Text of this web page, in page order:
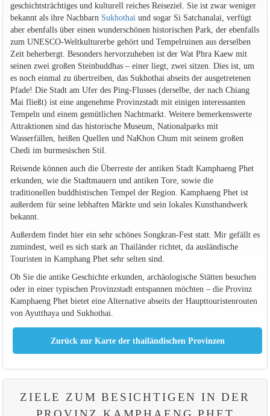
geschichtsträchtiges und kulturell reiches Reiseziel. Sie ist zwar weniger
bekannt als ihre Nachbarn Sukhothai und sogar Si Satchanalai, verfügt
aber ebenfalls über einen wunderschönen historischen Park, der ebenfalls
zum UNESCO-Weltkulturerbe gehört und Tempelruinen aus derselben
Zeit beherbergt. Besonders hervorzuheben ist der Wat Phra Kaew mit
seinen zwei großen Steinbuddhas – einer liegt, zwei sitzen. Dies ist, um
es noch einmal zu übertreiben, das Sukhothai abseits der ausgetretenen
Pfade! Die Stadt am Ufer des Ping-Flusses (derselbe, der nach Chiang
Mai fließt) ist eine angenehme Provinzstadt mit einigen interessanten
Tempeln und einem gemütlichen Nachtmarkt. Weitere bemerkenswerte
Attraktionen sind das historische Museum, Nationalparks mit
Wasserfällen, heißen Quellen und NaKhon Chum mit seinem großen
Chedi im burmesischen Stil.
Reisende können auch die Überreste der antiken Stadt Kamphaeng Phet
erkunden, wie die Stadtmauern und antiken Tore, sowie die
traditionellen buddhistischen Tempel der Region. Kamphaeng Phet ist
außerdem für seine lebhaften Märkte und sein lokales Kunsthandwerk
bekannt.
Außerdem findet hier ein sehr schönes Songkran-Fest statt. Mir gefällt es
zumindest, weil es sich stark an Thailänder richtet, da ausländische
Touristen in Kamphang Phet sehr selten sind.
Ob Sie die antike Geschichte erkunden, archäologische Stätten besuchen
oder in einer typischen Provinzstadt entspannen möchten – die Provinz
Kamphaeng Phet bietet eine Alternative abseits der Haupttouristenrouten
von Ayutthaya und Sukhothai.
ZIELE ZUM BESICHTIGEN IN DER